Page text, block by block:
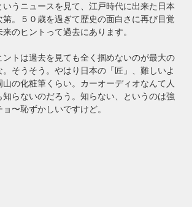
うニュースを見て、江戸時代に出来た日本
。５０歳を過ぎて歴史の面白さに再び目覚
のヒントって過去にあります。
ントは過去を見ても全く掴めないのが最大の
そうそう。やはり日本の「匠」、難しいよ
山の化粧筆くらい。カーオーディオなんて人
知らないのだろう。知らない、というのは強
〜恥ずかしいですけど。